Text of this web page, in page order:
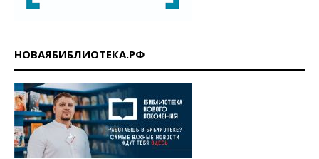
НОВАЯБИБЛИОТЕКА.РФ